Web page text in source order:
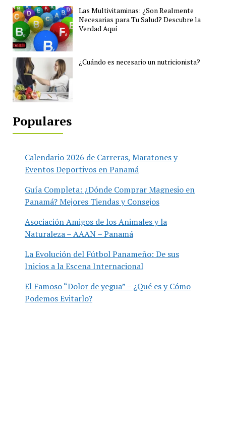
Las Multivitaminas: ¿Son Realmente
Necesarias para Tu Salud? Descubre la
Verdad Aquí
¿Cuándo es necesario un nutricionista?
Populares
Calendario 2026 de Carreras, Maratones y
Eventos Deportivos en Panamá
Guía Completa: ¿Dónde Comprar Magnesio en
Panamá? Mejores Tiendas y Consejos
Asociación Amigos de los Animales y la
Naturaleza – AAAN – Panamá
La Evolución del Fútbol Panameño: De sus
Inicios a la Escena Internacional
El Famoso “Dolor de yegua” – ¿Qué es y Cómo
Podemos Evitarlo?